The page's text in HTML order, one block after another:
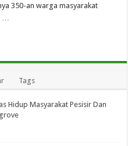
350-an warga masyarakat
Tags
Hidup Masyarakat Pesisir Dan